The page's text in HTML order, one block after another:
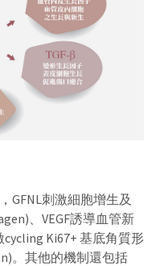
GFNL刺激細胞增生及
、VEGF誘導血管新
Ki67+ 基底角質形
。其他的機制還包括